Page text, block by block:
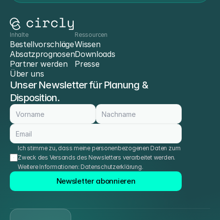
Inhalte
Bestellvorschläge
Absatzprognosen
Partner werden
Über uns
Ressourcen
Wissen
Downloads
Presse
Unser Newsletter für Planung &
Disposition.
Ich stimme zu, dass meine personenbezogenen Daten zum
Zweck des Versands des Newsletters verarbeitet werden.
Weitere Informationen: Datenschutzerklärung.
Newsletter abonnieren